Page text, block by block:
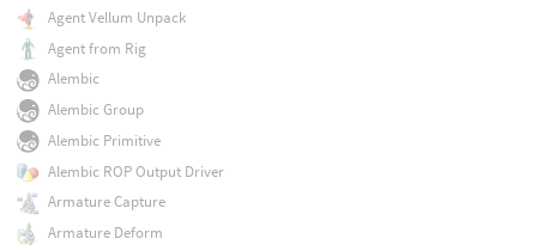
Agent Vellum Unpack
Agent from Rig
Alembic
Alembic Group
Alembic Primitive
Alembic ROP Output Driver
Armature Capture
Armature Deform